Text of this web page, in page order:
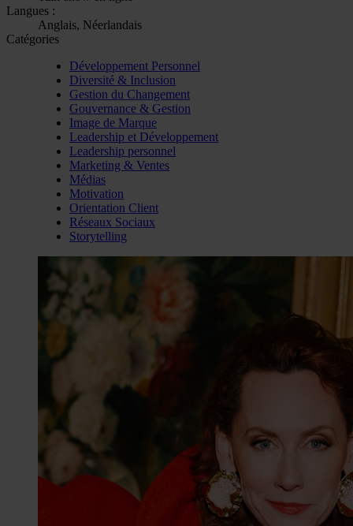
Langues :
Anglais, Néerlandais
Catégories
Développement Personnel
Diversité & Inclusion
Gestion du Changement
Gouvernance & Gestion
Image de Marque
Leadership et Développement
Leadership personnel
Marketing & Ventes
Médias
Motivation
Orientation Client
Réseaux Sociaux
Storytelling